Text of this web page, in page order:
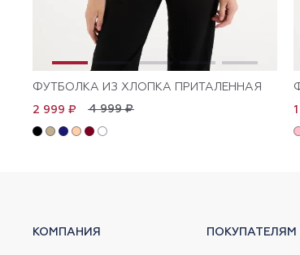
ФУТБОЛКА ИЗ ХЛОПКА ПРИТАЛЕННАЯ
4 999 ₽
2 999 ₽
КОМПАНИЯ ПОКУПАТЕЛЯМ